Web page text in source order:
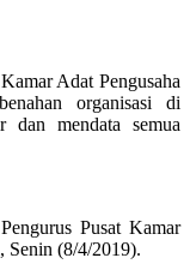
Adat Pengusaha
organisasi di
dan mendata semua
Pusat Kamar
Senin (8/4/2019).